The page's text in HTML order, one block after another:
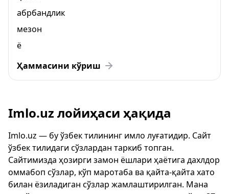
абрбандлик
мезон
ё
Ҳаммасини кўриш
Imlo.uz лойиҳаси ҳақида
Imlo.uz — бу ўзбек тилининг имло луғатидир. Сайт
ўзбек тилидаги сўзлардан таркиб топган.
Сайтимизда ҳозирги замон ёшлари ҳаётига дахлдор
оммабоп сўзлар, кўп маротаба ва қайта-қайта хато
билан ёзиладиган сўзлар жамлаштирилган. Мана